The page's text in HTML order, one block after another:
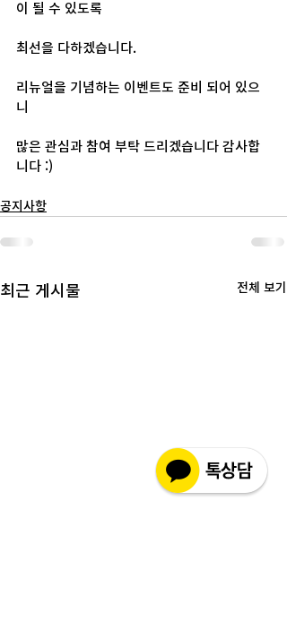
이 될 수 있도록
최선을 다하겠습니다.
리뉴얼을 기념하는 이벤트도 준비 되어 있으
니
많은 관심과 참여 부탁 드리겠습니다 감사합
니다 :)
공지사항
최근 게시물 전체 보기